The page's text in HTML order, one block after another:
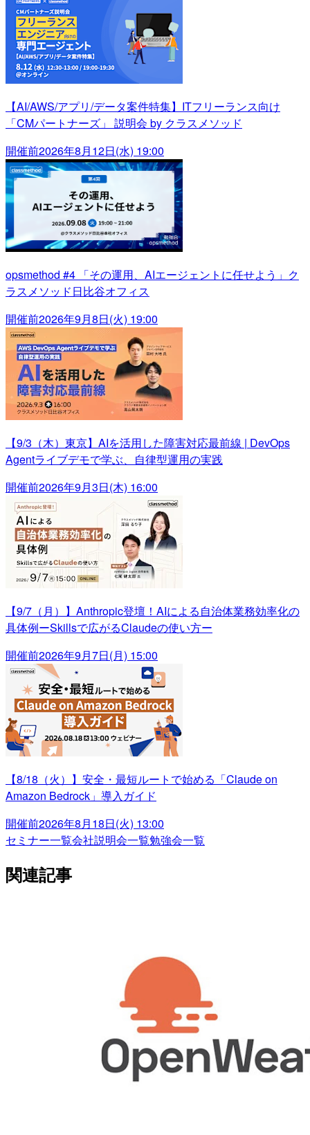
【AI/AWS/アプリ/データ案件特集】ITフリーランス向け
「CMパートナーズ」 説明会 by クラスメソッド
開催前2026年8月12日(水) 19:00
opsmethod #4 「その運用、AIエージェントに任せよう」ク
ラスメソッド日比谷オフィス
開催前2026年9月8日(火) 19:00
【9/3（木）東京】AIを活用した障害対応最前線 | DevOps
Agentライブデモで学ぶ、自律型運用の実践
開催前2026年9月3日(木) 16:00
【9/7（月）】Anthropic登壇！AIによる自治体業務効率化の
具体例ーSkillsで広がるClaudeの使い方ー
開催前2026年9月7日(月) 15:00
【8/18（火）】安全・最短ルートで始める「Claude on
Amazon Bedrock」導入ガイド
開催前2026年8月18日(火) 13:00
セミナー一覧会社説明会一覧勉強会一覧
関連記事